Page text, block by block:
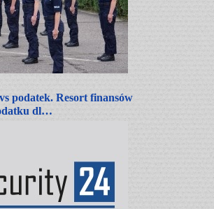
podatek. Resort finansów
dl…